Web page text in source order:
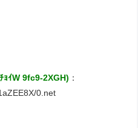
ｮｲW 9fc9-2XGH) ：
0.net